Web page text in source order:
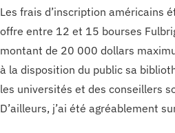
Les frais d’inscription américains
offre entre 12 et 15 bourses
montant de 20 000 dollars
à la disposition du public sa
les universités et des conseillers
D’ailleurs, j’ai été agréablement